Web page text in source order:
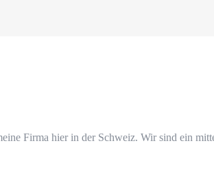
Firma hier in der Schweiz. Wir sind ein